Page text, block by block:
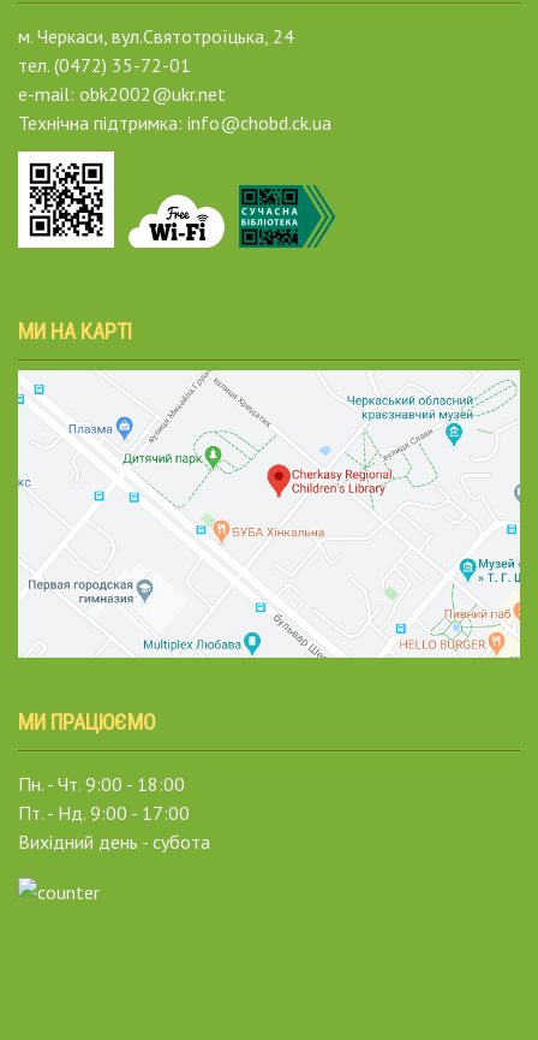
м. Черкаси, вул.Святотроїцька, 24
тел. (0472) 35-72-01
e-mail: obk2002@ukr.net
Технічна підтримка: info@chobd.ck.ua
МИ НА КАРТІ
МИ ПРАЦЮЄМО
Пн. - Чт. 9:00 - 18:00
Пт. - Нд. 9:00 - 17:00
Вихідний день - субота